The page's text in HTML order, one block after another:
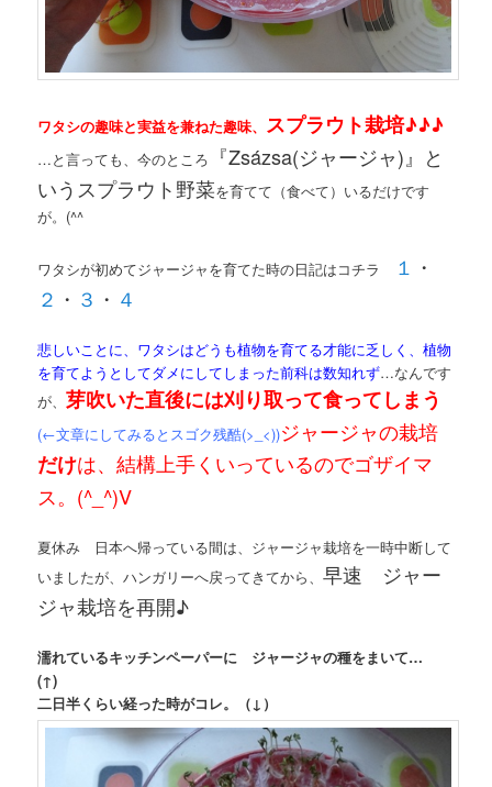
ワタシの趣味と実益を兼ねた趣味、 スプラウト栽培♪♪♪
…と言っても、今のところ
『Zsázsa(ジャージャ)』と
いうスプラウト野菜を育てて（食べて）いるだけです
が。(^^ゞ
ワタシが初めてジャージャを育てた時の日記はコチラ １ ・
２ ・ ３ ・ ４
悲しいことに、ワタシはどうも植物を育てる才能に乏しく、植物
を育てようとしてダメにしてしまった前科は数知れず…なんです
が、芽吹いた直後には刈り取って食ってしまう
(←文章にしてみるとスゴク残酷(>_<))ジャージャの栽培
だけは、結構上手くいっているのでゴザイマ
ス。(^_^)V
夏休み 日本へ帰っている間は、ジャージャ栽培を一時中断して
いましたが、ハンガリーへ戻ってきてから、早速 ジャー
ジャ栽培を再開♪
濡れているキッチンペーパーに ジャージャの種をまいて…
(↑)
二日半くらい経った時がコレ。（↓）